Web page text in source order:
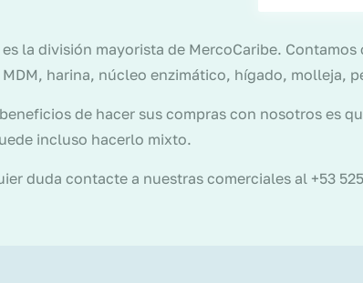
es la división mayorista de MercoCaribe.
harina, núcleo enzimático, hígado, molleja,
de hacer sus compras con nosotros es
incluso hacerlo mixto.
duda contacte a nuestras comerciales al +53